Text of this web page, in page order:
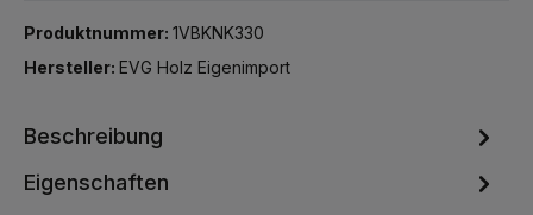
Produktnummer: 1VBKNK330
Hersteller: EVG Holz Eigenimport
Beschreibung
Eigenschaften